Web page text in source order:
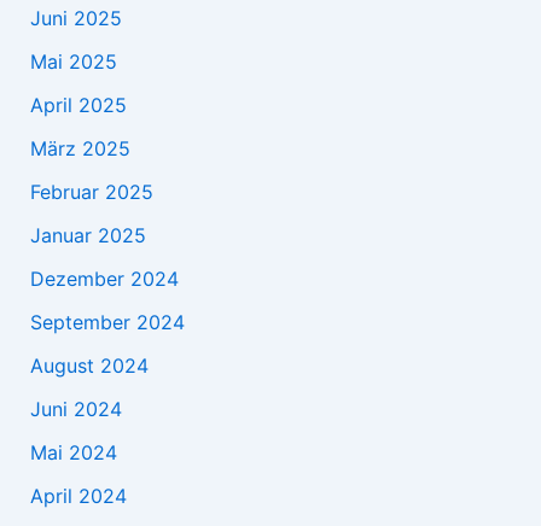
Juni 2025
Mai 2025
April 2025
März 2025
Februar 2025
Januar 2025
Dezember 2024
September 2024
August 2024
Juni 2024
Mai 2024
April 2024